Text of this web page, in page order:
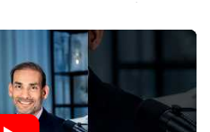
#tamlycavoi
giai đoạn không chắc chắn.
dao động ngắn hạn, các
trung vào nguyên tắc cơ
持 theo kế hoạch đã định.
ro mà còn tạo điều kiện để
hồi.